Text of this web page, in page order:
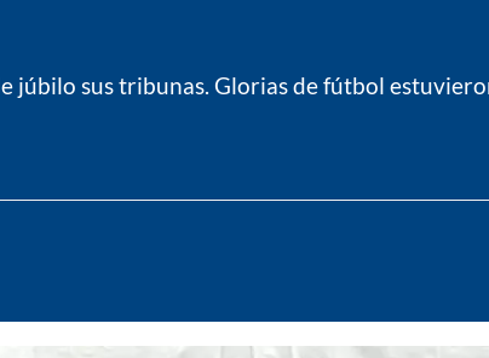
júbilo sus tribunas. Glorias de fútbol